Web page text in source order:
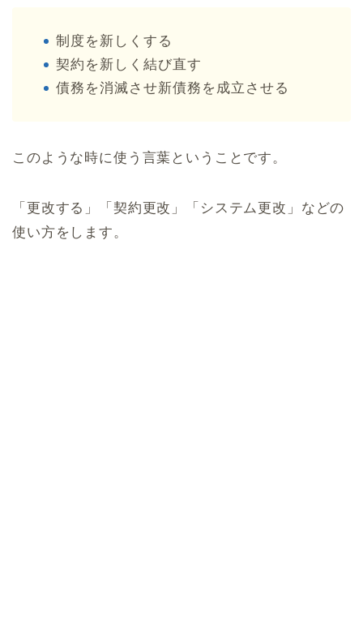
制度を新しくする
契約を新しく結び直す
債務を消滅させ新債務を成立させる
このような時に使う言葉ということです。
「更改する」「契約更改」「システム更改」などの
使い方をします。